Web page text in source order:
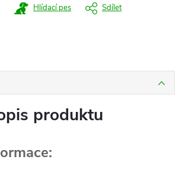
Hlídací pes Sdílet
produktu